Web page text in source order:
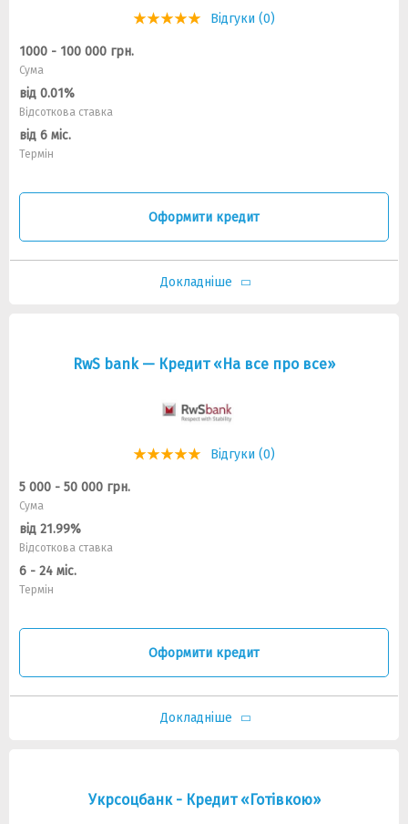
Відгуки (0)
1000 - 100 000 грн.
Сума
від 0.01%
Відсоткова ставка
від 6 міс.
Термін
Оформити кредит
Докладніше
RwS bank — Кредит «На все про все»
Відгуки (0)
5 000 - 50 000 грн.
Сума
від 21.99%
Відсоткова ставка
6 - 24 міс.
Термін
Оформити кредит
Докладніше
Укрсоцбанк - Кредит «Готівкою»